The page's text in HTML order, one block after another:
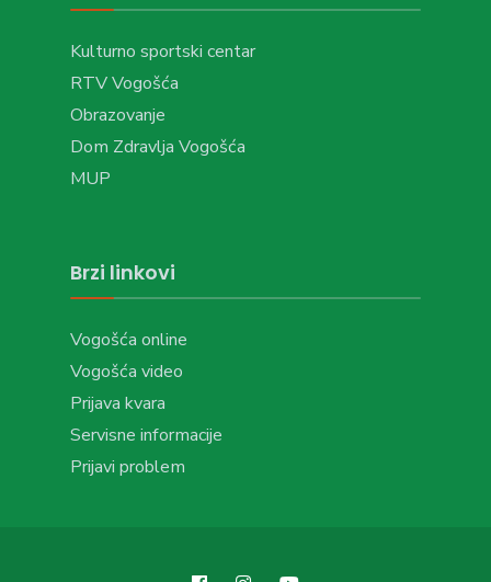
Kulturno sportski centar
RTV Vogošća
Obrazovanje
Dom Zdravlja Vogošća
MUP
Brzi linkovi
Vogošća online
Vogošća video
Prijava kvara
Servisne informacije
Prijavi problem